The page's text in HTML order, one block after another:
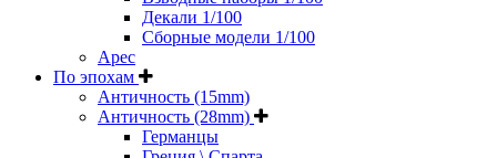
Декали 1/100
Сборные модели 1/100
Арес
По эпохам
Античность (15mm)
Античность (28mm)
Германцы